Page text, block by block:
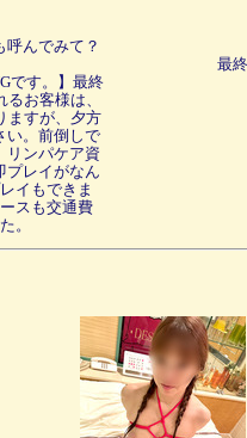
呼んでみて？
です。】最終
お客様は、
ますが、夕方
い。前倒しで
リンパケア資
プレイがなん
イもできま
スも交通費
。
最